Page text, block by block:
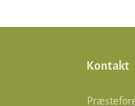
Kontakt